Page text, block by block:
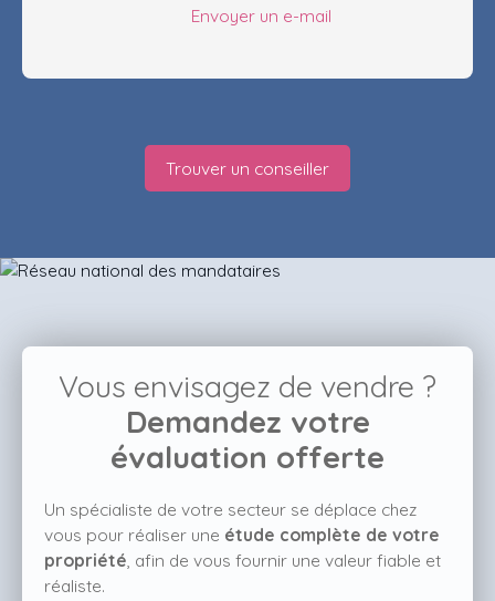
Envoyer un e-mail
Trouver un conseiller
Vous envisagez de vendre ?
Demandez votre
évaluation offerte
Un spécialiste de votre secteur se déplace chez
vous pour réaliser une étude complète de votre
propriété, afin de vous fournir une valeur fiable et
réaliste.